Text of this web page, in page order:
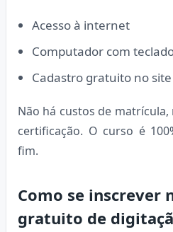
Acesso à internet
Computador com
Cadastro gratuito no
Não há custos de
certificação. O curso é
fim.
Como se inscrever
gratuito de